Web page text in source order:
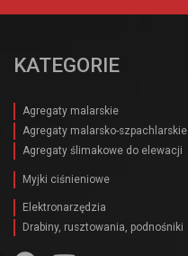
KATEGORIE
Agregaty malarskie
Agregaty malarsko-szpachlarskie
Agregaty ślimakowe do elewacji
Myjki ciśnieniowe
Elektronarzędzia
Drabiny, rusztowania, podnośniki